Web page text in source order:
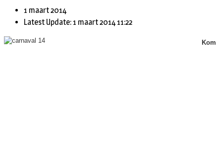
1 maart 2014
Latest Update: 1 maart 2014 11:22
Kom